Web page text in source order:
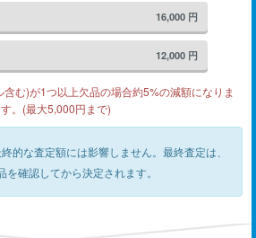
16,000 円
12,000 円
む)が1つ以上欠品の場合約5%の減額になりま
す。(最大5,000円まで)
的な査定額には影響しません。 最終査定は、
を確認してから決定されます。